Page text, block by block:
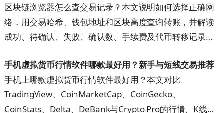
习惯选择更合适的钱包。
区块链浏览器怎么查交易记录？本文说明如何选择正确网
络，用交易哈希、钱包地址和区块高度查询转账，并解读
成功、待确认、失败、确认数、手续费及代币转移记录。
核对网络、地址、代币合约和交易状态，快速定位问题。
手机虚拟货币行情软件哪款最好用？新手与短线交易推荐
手机上哪款虚拟货币行情软件最好用？本文对比
TradingView、CoinMarketCap、CoinGecko、
CoinStats、Delta、DeBank与Crypto Pro的行情、K线、